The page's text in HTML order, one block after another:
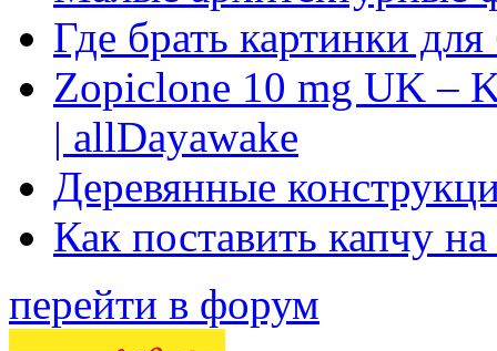
Где брать картинки
Zopiclone 10 mg UK –
| allDayawake
Деревянные
Как поставить капчу
перейти в форум